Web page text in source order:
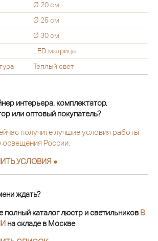
Ø 20 см
Ø 25 см
Ø 30 см
LED матрица
Теплый свет
интерьера, комплектатор,
или оптовый покупатель?
получите лучшие условия работы
освещения России.
УСЛОВИЯ ●
ждать?
полный каталог люстр и светильников В
на складе в Москве